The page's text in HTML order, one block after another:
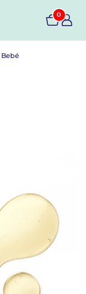
0
Bebé